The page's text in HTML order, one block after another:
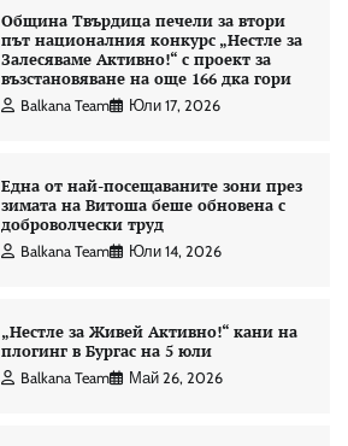
Община Твърдица печели за втори
път националния конкурс „Нестле за
Залесяваме Активно!“ с проект за
възстановяване на още 166 дка гори
Balkana Team Юли 17, 2026
Една от най-посещаваните зони през
зимата на Витоша беше обновена с
доброволчески труд
Balkana Team Юли 14, 2026
„Нестле за Живей Активно!“ кани на
плогинг в Бургас на 5 юли
Balkana Team Май 26, 2026